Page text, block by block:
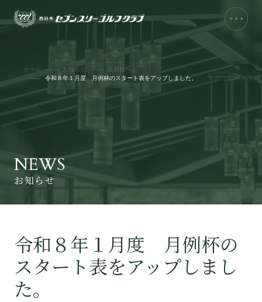
NEWS
お知らせ
ホーム お知らせ
会員様へ
令和８年１月度 月例杯のスタート表をアップしました。
令和８年１月度 月例杯の
スタート表をアップしまし
た。